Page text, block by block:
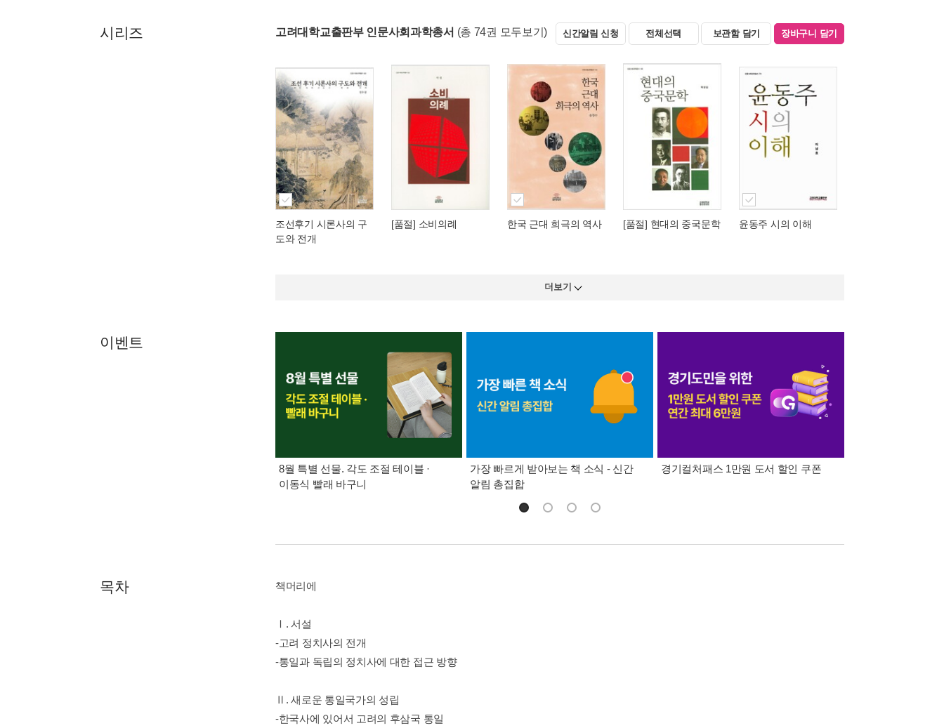
시리즈 고려대학교출판부 인문사회과학총서 (총 74권 모두보기) 신간알림 신청 전체선택 보관함 담기 장바구니 담기
조선후기 시론사의 구
도와 전개
[품절] 소비의례 한국 근대 희극의 역사 [품절] 현대의 중국문학 윤동주 시의 이해
더보기
이벤트
8월 특별 선물. 각도 조절 테이블 ·
이동식 빨래 바구니
가장 빠르게 받아보는 책 소식 - 신간
알림 총집합
경기컬처패스 1만원 도서 할인 쿠폰
목차 책머리에
Ⅰ. 서설
-고려 정치사의 전개
-통일과 독립의 정치사에 대한 접근 방향
Ⅱ. 새로운 통일국가의 성립
-한국사에 있어서 고려의 후삼국 통일